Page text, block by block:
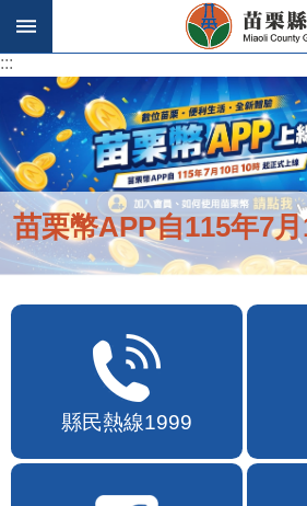
跳到主要內容區塊
:::
苗栗幣APP自115年7
縣民熱線1999